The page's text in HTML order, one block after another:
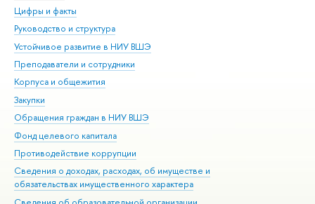
Цифры и факты
Руководство и структура
Устойчивое развитие в НИУ ВШЭ
Преподаватели и сотрудники
Корпуса и общежития
Закупки
Обращения граждан в НИУ ВШЭ
Фонд целевого капитала
Противодействие коррупции
Сведения о доходах, расходах, об имуществе и
обязательствах имущественного характера